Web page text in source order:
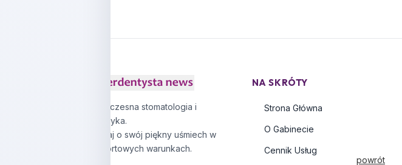
powrót
Nowoczesna stomatologia i
protetyka.
Zadbaj o swój piękny uśmiech w
komfortowych warunkach.
NA SKRÓTY
Strona Główna
O Gabinecie
Cennik Usług